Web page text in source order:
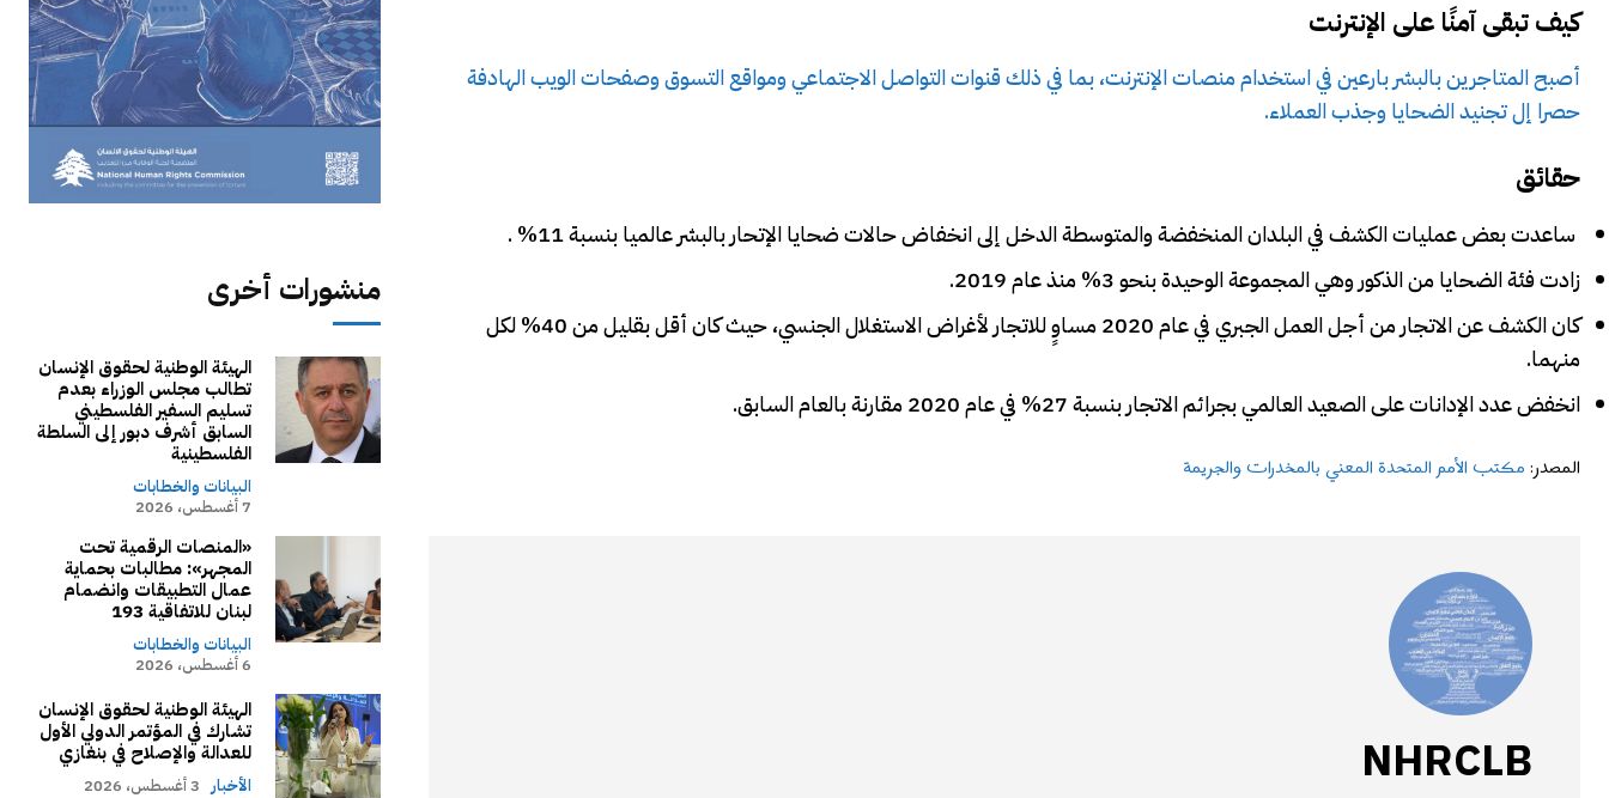
منشورات أخرى
الهيئة الوطنية لحقوق الإنسان
تطالب مجلس الوزراء بعدم
تسليم السفير الفلسطيني
السابق أشرف دبور إلى السلطة
الفلسطينية
البيانات والخطابات
7 أغسطس، 2026
«المنصات الرقمية تحت
المجهر»: مطالبات بحماية
عمال التطبيقات وانضمام
لبنان للاتفاقية 193
البيانات والخطابات
6 أغسطس، 2026
الهيئة الوطنية لحقوق الإنسان
تشارك في المؤتمر الدولي الأول
للعدالة والإصلاح في بنغازي
الأخبار 3 أغسطس، 2026
كيف تبقى آمنًا على الإنترنت
أصبح المتاجرين بالبشر بارعين في استخدام منصات الإنترنت، بما في ذلك قنوات التواصل الاجتماعي ومواقع التسوق وصفحات الويب الهادفة
حصرا إل تجنيد الضحايا وجذب العملاء.
حقائق
ساعدت بعض عمليات الكشف في البلدان المنخفضة والمتوسطة الدخل إلى انخفاض حالات ضحايا الإتحار بالبشر عالميا بنسبة 11% .
زادت فئة الضحايا من الذكور وهي المجموعة الوحيدة بنحو 3% منذ عام 2019.
كان الكشف عن الاتجار من أجل العمل الجبري في عام 2020 مساوٍ للاتجار لأغراض الاستغلال الجنسي، حيث كان أقل بقليل من 40% لكل
منهما.
انخفض عدد الإدانات على الصعيد العالمي بجرائم الاتجار بنسبة 27% في عام 2020 مقارنة بالعام السابق.
المصدر:مكتب الأمم المتحدة المعني بالمخدرات والجريمة
NHRCLB